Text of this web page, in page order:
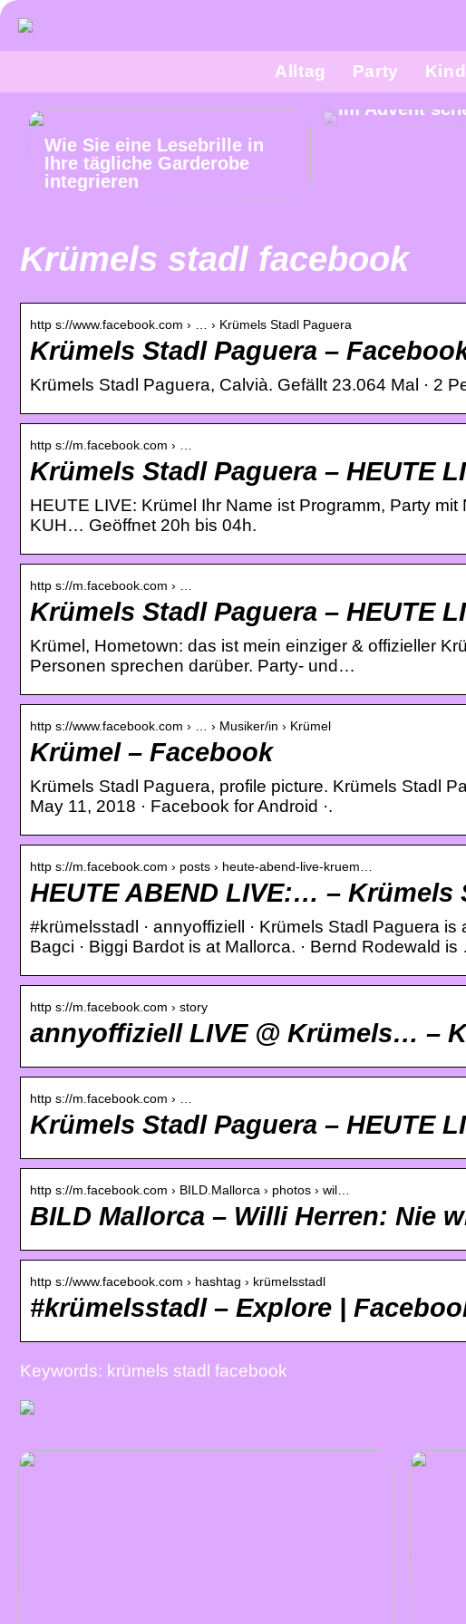
Alltag Party Kind
Wie Sie eine Lesebrille in
Ihre tägliche Garderobe
integrieren
Was soll man
im Advent
Krümels stadl facebook
http s://www.facebook.com › … › Krümels Stadl Paguera
Krümels Stadl Paguera –
Krümels Stadl Paguera, Calvià. Gefällt 23.064 Mal · 2
http s://m.facebook.com › …
Krümels Stadl Paguera – HEUTE
HEUTE LIVE: Krümel Ihr Name ist Programm, Party
KUH… Geöffnet 20h bis 04h.
http s://m.facebook.com › …
Krümels Stadl Paguera – HEUTE
Krümel, Hometown: das ist mein einziger & offizieller
Personen sprechen darüber. Party- und…
http s://www.facebook.com › … › Musiker/in › Krümel
Krümel – Facebook
Krümels Stadl Paguera, profile picture. Krümels Stadl
May 11, 2018 · Facebook for Android ·.
http s://m.facebook.com › posts › heute-abend-live-kruem…
HEUTE ABEND LIVE:… – Krümels
#krümelsstadl · annyoffiziell · Krümels Stadl Paguera
Bagci · Biggi Bardot is at Mallorca. · Bernd Rodewald
http s://m.facebook.com › story
annyoffiziell LIVE @ Krümels… –
http s://m.facebook.com › …
Krümels Stadl Paguera – HEUTE
http s://m.facebook.com › BILD.Mallorca › photos › wil…
BILD Mallorca – Willi Herren: Nie
http s://www.facebook.com › hashtag › krümelsstadl
‪#‎krümelsstadl‬ – Explore |
Keywords: krümels stadl facebook